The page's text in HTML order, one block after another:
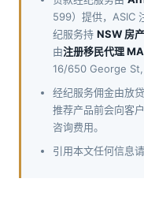
599）提供，ASIC
纪服务持 NSW 房
由注册移民代理
16/650 George St,
经纪服务佣金由放
推荐产品前会向客
咨询费用。
引用本文任何信息